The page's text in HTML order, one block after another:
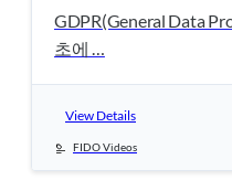
GDPR(General Data
초에 …
View Details
FIDO Videos